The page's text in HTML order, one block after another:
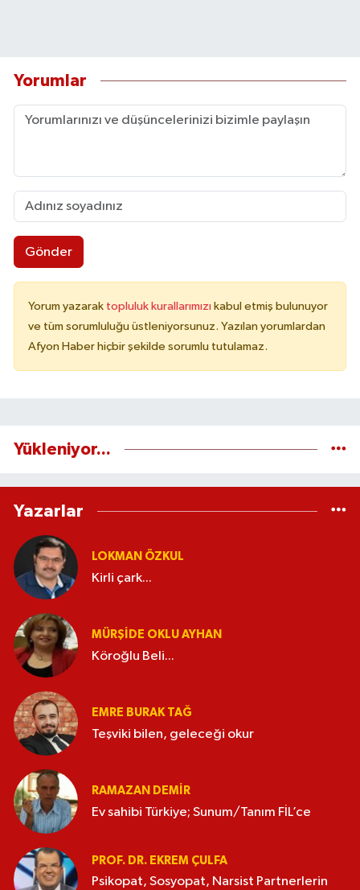
Yorumlar
Gönder
Yorum yazarak topluluk kurallarımızı kabul etmiş bulunuyor
ve tüm sorumluluğu üstleniyorsunuz. Yazılan yorumlardan
Afyon Haber hiçbir şekilde sorumlu tutulamaz.
Yükleniyor...
Yazarlar
LOKMAN ÖZKUL
Kirli çark...
MÜRŞIDE OKLU AYHAN
Köroğlu Beli...
EMRE BURAK TAĞ
Teşviki bilen, geleceği okur
RAMAZAN DEMİR
Ev sahibi Türkiye; Sunum/Tanım FİL’ce
PROF. DR. EKREM ÇULFA
Psikopat, Sosyopat, Narsist Partnerlerin